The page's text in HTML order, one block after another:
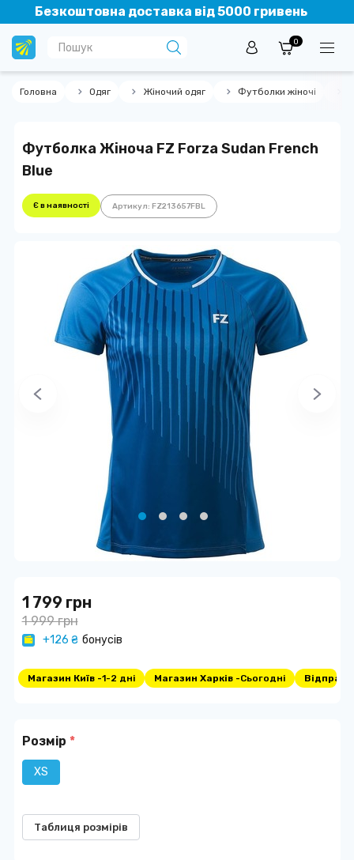
Безкоштовна доставка від 5000 гривень
0
Головна Одяг Жіночий одяг Футболки жіночі
Футболка Жіноча FZ Forza Sudan French
Blue
Є в наявності Артикул: FZ213657FBL
1 799 грн
1 999 грн
+126 ₴ бонусів
Магазин Київ -1-2 дні Магазин Харків -Сьогодні
Розмір *
XS
Таблиця розмірів